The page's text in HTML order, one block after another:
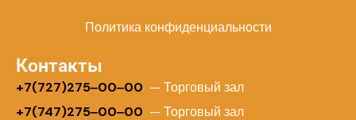
Политика конфиденциальности
Контакты
+7(727)275‒00‒00 — Торговый зал
+7(747)275‒00‒00 — Торговый зал